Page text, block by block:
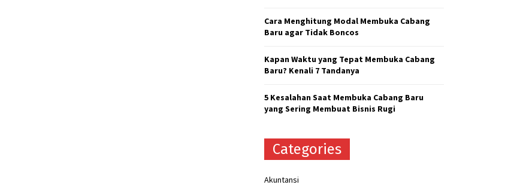
Cara Menghitung Modal Membuka Cabang
Baru agar Tidak Boncos
Kapan Waktu yang Tepat Membuka Cabang
Baru? Kenali 7 Tandanya
5 Kesalahan Saat Membuka Cabang Baru
yang Sering Membuat Bisnis Rugi
Categories
Akuntansi